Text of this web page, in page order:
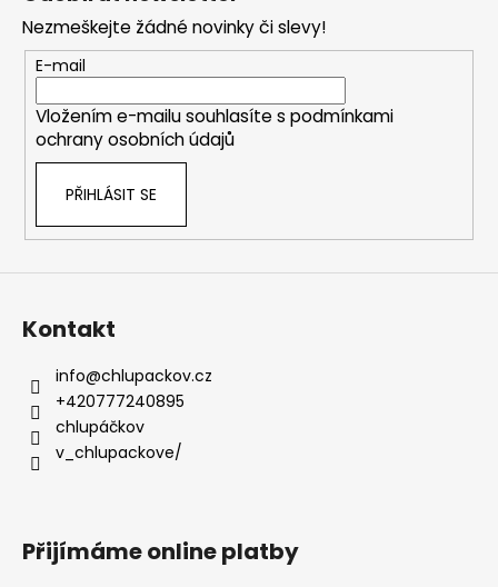
Nezmeškejte žádné novinky či slevy!
E-mail
Vložením e-mailu souhlasíte s podmínkami
ochrany osobních údajů
PŘIHLÁSIT SE
Kontakt
info@chlupackov.cz
+420777240895
chlupáčkov
v_chlupackove/
Přijímáme online platby